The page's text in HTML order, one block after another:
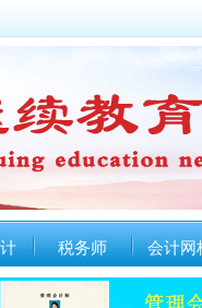
税务师 会计网